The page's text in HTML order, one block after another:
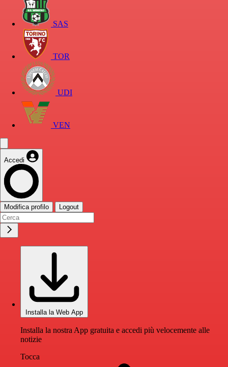
SAS
TOR
UDI
VEN
Accedi
Modifica profilo Logout
Installa la Web App
Installa la nostra App gratuita e accedi più velocemente alle
notizie
Tocca